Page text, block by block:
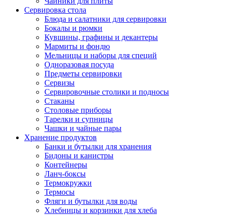
Сервировка стола
Блюда и салатники для сервировки
Бокалы и рюмки
Кувшины, графины и декантеры
Мармиты и фондю
Мельницы и наборы для специй
Одноразовая посуда
Предметы сервировки
Сервизы
Сервировочные столики и подносы
Стаканы
Столовые приборы
Тарелки и супницы
Чашки и чайные пары
Хранение продуктов
Банки и бутылки для хранения
Бидоны и канистры
Контейнеры
Ланч-боксы
Термокружки
Термосы
Фляги и бутылки для воды
Хлебницы и корзинки для хлеба